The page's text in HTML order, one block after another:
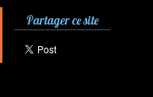
Partager ce site